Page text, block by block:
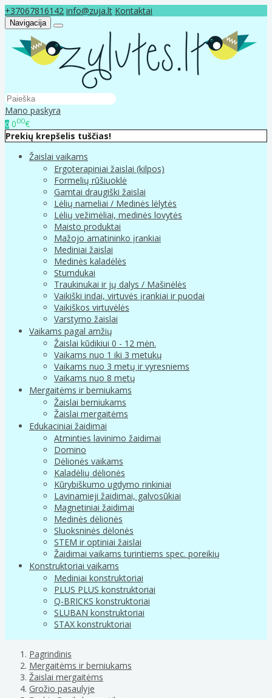
+37067816142 info@zuja.lt Kontaktai
Navigacija
Mano paskyra
0 000€
Prekių krepšelis tuščias!
Žaislai vaikams
Ergoterapiniai žaislai (kilpos)
Formelių rūšiuoklė
Gamtai draugiški žaislai
Lėlių nameliai / Medinės lėlytės
Lėlių vežimėliai, medinės lovytės
Maisto produktai
Mažojo amatininko įrankiai
Mediniai žaislai
Medinės kaladėlės
Stumdukai
Traukinukai ir jų dalys / Mašinėlės
Vaikiški indai, virtuvės įrankiai ir puodai
Vaikiškos virtuvėlės
Varstymo žaislai
Vaikams pagal amžių
Žaislai kūdikiui 0 - 12 mėn.
Vaikams nuo 1 iki 3 metukų
Vaikams nuo 3 metų ir vyresniems
Vaikams nuo 8 metų
Mergaitėms ir berniukams
Žaislai berniukams
Žaislai mergaitėms
Edukaciniai žaidimai
Atminties lavinimo žaidimai
Domino
Dėlionės vaikams
Kaladėlių dėlionės
Kūrybiškumo ugdymo rinkiniai
Lavinamieji žaidimai, galvosūkiai
Magnetiniai žaidimai
Medinės dėlionės
Sluoksninės dėlonės
STEM ir optiniai žaislai
Žaidimai vaikams turintiems spec. poreikių
Konstruktoriai vaikams
Mediniai konstruktoriai
PLUS PLUS konstruktoriai
Q-BRICKS konstruktoriai
SLUBAN konstruktoriai
STAX konstruktoriai
Pagrindinis
Mergaitėms ir berniukams
Žaislai mergaitėms
Grožio pasaulyje